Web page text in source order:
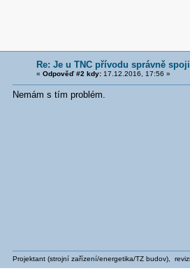
Re: Je u TNC přívodu správně
« Odpověď #2 kdy:17.12.2016, 17:56 »
Nemám s tím problém.
Projektant (strojní zařízení/energetika/TZ budov),